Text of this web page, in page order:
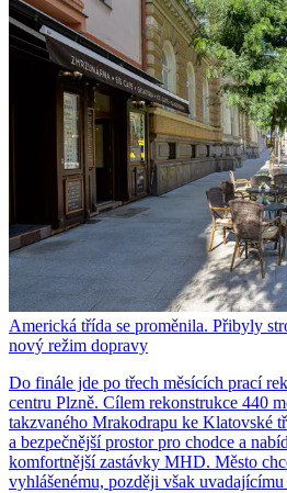
Americká třída se proměnila. Přibyly
nový režim dopravy
Do finále jde po třech měsících prací
centru Plzně. Cílem rekonstrukce 440
takzvaného Mrakodrapu ke Klatovské
a bezpečnější prostor pro chodce a
komfortnější zastávky MHD. Město
vyhlášenému, později však